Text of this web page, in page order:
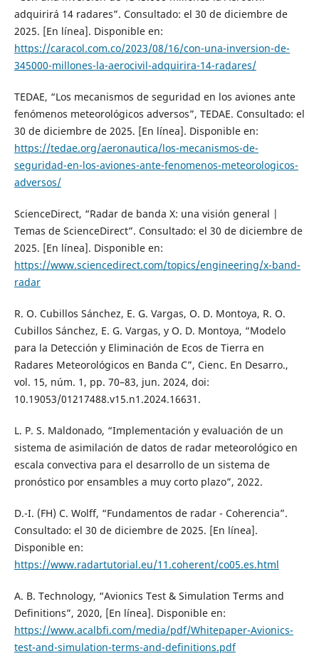
adquirirá 14 radares”. Consultado: el 30 de diciembre de
2025. [En línea]. Disponible en:
https://caracol.com.co/2023/08/16/con-una-inversion-de-
345000-millones-la-aerocivil-adquirira-14-radares/
TEDAE, “Los mecanismos de seguridad en los aviones ante
fenómenos meteorológicos adversos”, TEDAE. Consultado: el
30 de diciembre de 2025. [En línea]. Disponible en:
https://tedae.org/aeronautica/los-mecanismos-de-
seguridad-en-los-aviones-ante-fenomenos-meteorologicos-
adversos/
ScienceDirect, “Radar de banda X: una visión general |
Temas de ScienceDirect”. Consultado: el 30 de diciembre de
2025. [En línea]. Disponible en:
https://www.sciencedirect.com/topics/engineering/x-band-
radar
R. O. Cubillos Sánchez, E. G. Vargas, O. D. Montoya, R. O.
Cubillos Sánchez, E. G. Vargas, y O. D. Montoya, “Modelo
para la Detección y Eliminación de Ecos de Tierra en
Radares Meteorológicos en Banda C”, Cienc. En Desarro.,
vol. 15, núm. 1, pp. 70–83, jun. 2024, doi:
10.19053/01217488.v15.n1.2024.16631.
L. P. S. Maldonado, “Implementación y evaluación de un
sistema de asimilación de datos de radar meteorológico en
escala convectiva para el desarrollo de un sistema de
pronóstico por ensambles a muy corto plazo”, 2022.
D.-I. (FH) C. Wolff, “Fundamentos de radar - Coherencia”.
Consultado: el 30 de diciembre de 2025. [En línea].
Disponible en:
https://www.radartutorial.eu/11.coherent/co05.es.html
A. B. Technology, “Avionics Test & Simulation Terms and
Definitions”, 2020, [En línea]. Disponible en:
https://www.acalbfi.com/media/pdf/Whitepaper-Avionics-
test-and-simulation-terms-and-definitions.pdf